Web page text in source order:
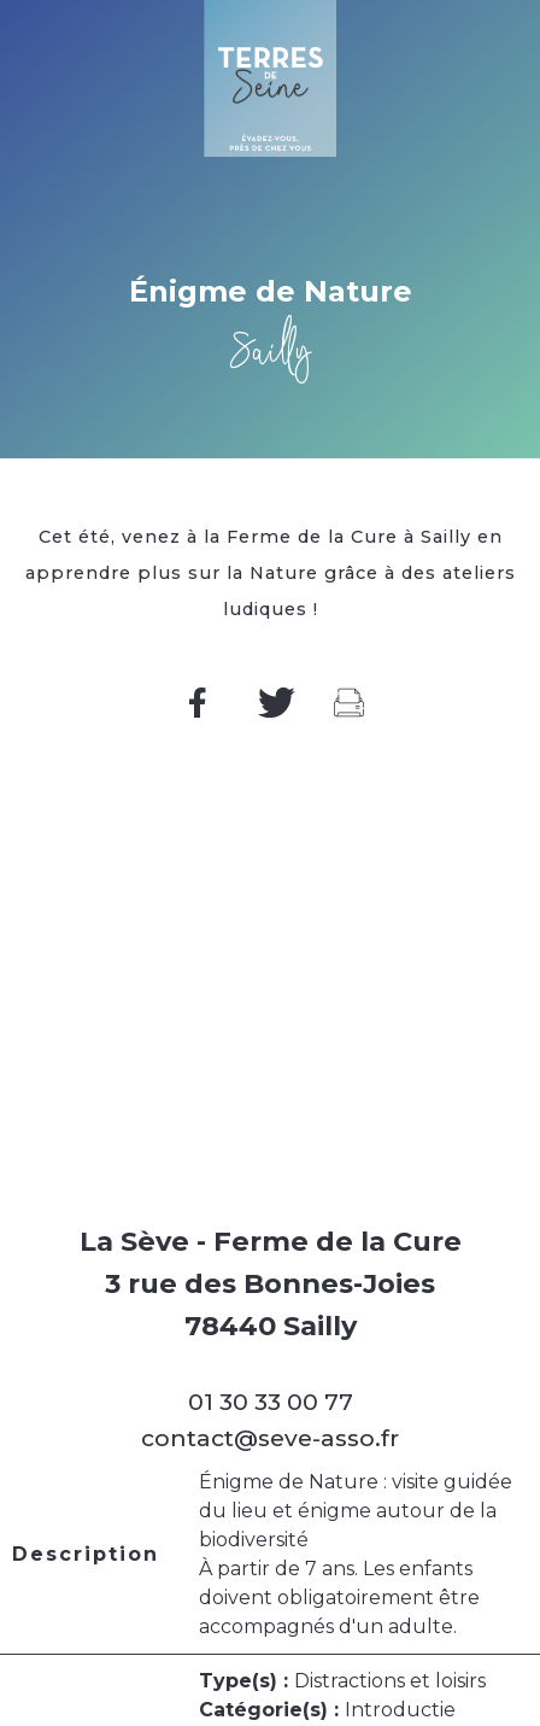
Énigme de Nature
Sailly
Cet été, venez à la Ferme de la Cure à Sailly en
apprendre plus sur la Nature grâce à des ateliers
ludiques !
La Sève - Ferme de la Cure
3 rue des Bonnes-Joies
78440 Sailly
01 30 33 00 77
contact@seve-asso.fr
Description
Énigme de Nature : visite guidée
du lieu et énigme autour de la
biodiversité
À partir de 7 ans. Les enfants
doivent obligatoirement être
accompagnés d'un adulte.
Type(s) : Distractions et loisirs
Catégorie(s) : Introductie